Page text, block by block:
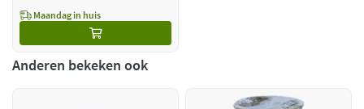
Maandag in huis
Anderen bekeken ook